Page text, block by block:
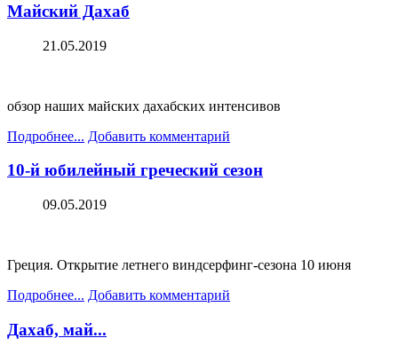
Майский Дахаб
21.05.2019
обзор наших майских дахабских интенсивов
Подробнее... Добавить комментарий
10-й юбилейный греческий сезон
09.05.2019
Греция. Открытие летнего виндсерфинг-сезона 10 июня
Подробнее... Добавить комментарий
Дахаб, май...